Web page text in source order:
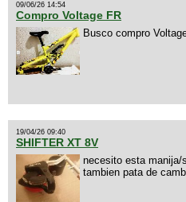
09/06/26 14:54
Compro Voltage FR
Busco compro
19/04/26 09:40
SHIFTER XT 8V
necesito esta manija/
tambien pata de